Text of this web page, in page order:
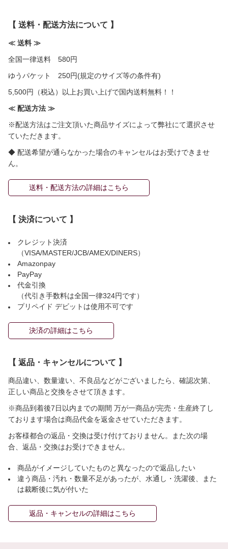
【 送料・配送方法について 】
≪ 送料 ≫
全国一律送料 580円
ゆうパケット 250円(規定のサイズ等の条件有)
5,500円（税込）以上お買い上げで国内送料無料！！
≪ 配送方法 ≫
※配送方法はご注文頂いた商品サイズによって弊社にて選択させ
ていただきます。
◆ 配送希望が通らなかった場合のキャンセルはお受けできませ
ん。
送料・配送方法の詳細はこちら
【 決済について 】
クレジット決済
（VISA/MASTER/JCB/AMEX/DINERS）
Amazonpay
PayPay
代金引換
（代引き手数料は全国一律324円です）
プリペイド デビットは使用不可です
決済の詳細はこちら
【 返品・キャンセルについて 】
商品違い、数量違い、不良品などがございましたら、確認次第、
正しい商品と交換をさせて頂きます。
※商品到着後7日以内までの期間 万が一商品が完売・生産終了し
ております場合は商品代金を返金させていただきます。
お客様都合の返品・交換は受け付けておりません。また次の場
合、返品・交換はお受けできません。
商品がイメージしていたものと異なったので返品したい
違う商品・汚れ・数量不足があったが、水通し・洗濯後、また
は裁断後に気が付いた
返品・キャンセルの詳細はこちら